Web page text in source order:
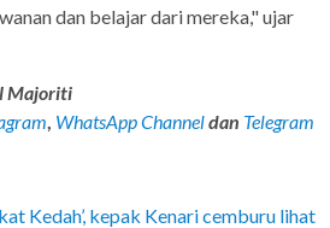
dan belajar dari mereka," ujar
Majoriti
, WhatsApp Channeldan Telegram
Kedah’, kepak Kenari cemburu lihat